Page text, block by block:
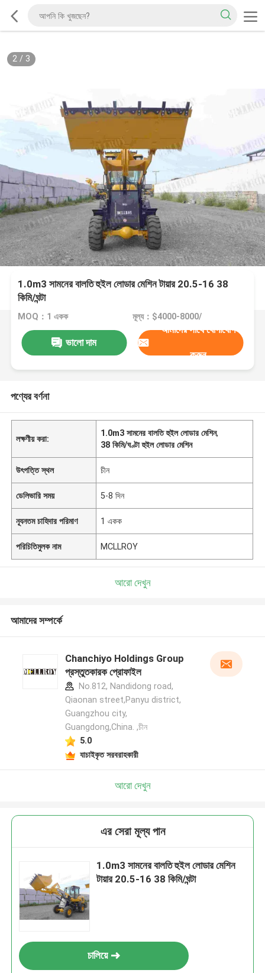
2/ 3
1.0m3 সামনের বালতি হুইল লোডার মেশিন টায়ার 20.5-16 38
কিমি/ঘন্টা
MOQ：1 একক মূল্য：$4000-8000/
ভালো দাম
আমাদের সাথে যোগাযোগ
করুন
পণ্যের বর্ণনা
লক্ষণীয় করা:
1.0m3 সামনের বালতি হুইল লোডার মেশিন,
38 কিমি/ঘণ্টা হুইল লোডার মেশিন
উৎপত্তি স্থল চীন
ডেলিভারি সময় 5-8 দিন
ন্যূনতম চাহিদার পরিমাণ 1 একক
পরিচিতিমুলক নাম MCLLROY
আরো দেখুন
আমাদের সম্পর্কে
Chanchiyo Holdings Group
প্রস্তুতকারক প্রোফাইল
No.812, Nandidong road,
Qiaonan street,Panyu district,
Guangzhou city,
Guangdong,China. ,চীন
5.0
যাচাইকৃত সরবরাহকারী
আরো দেখুন
এর সেরা মূল্য পান
1.0m3 সামনের বালতি হুইল লোডার মেশিন
টায়ার 20.5-16 38 কিমি/ঘন্টা
চালিয়ে